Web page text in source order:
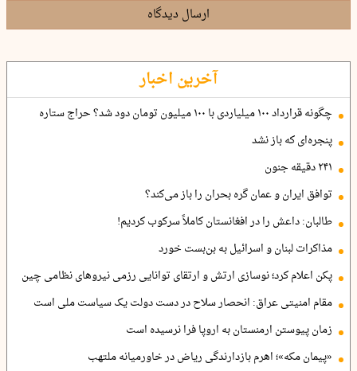
ارسال دیدگاه
آخرین اخبار
چگونه قرارداد ۱۰۰ میلیاردی با ۱۰۰ میلیون تومان دود شد؟ حراج ستاره
پنجره‌ای که باز نشد
۲۴۱ دقیقه جنون
توافق ایران و عمان گره بحران را باز می‌کند؟
طالبان: داعش را در افغانستان کاملاً سرکوب کردیم!
مذاکرات لبنان و اسرائیل به بن‌بست خورد
پکن اعلام کرد؛ نوسازی ارتش و ارتقای توانایی رزمی نیروهای نظامی چین
مقام امنیتی عراق: انحصار سلاح در دست دولت یک سیاست ملی است
زمان پیوستن ارمنستان به اروپا فرا نرسیده است
«پیمان مکه»؛ اهرم بازدارندگی ریاض در خاورمیانه ملتهب